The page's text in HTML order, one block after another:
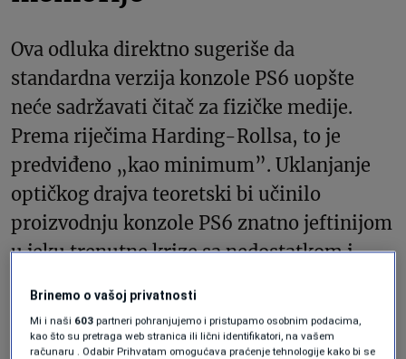
Ova odluka direktno sugeriše da
standardna verzija konzole PS6 uopšte
neće sadržavati čitač za fizičke medije.
Prema riječima Harding-Rollsa, to je
predviđeno „kao minimum”. Uklanjanje
optičkog drajva teoretski bi učinilo
proizvodnju konzole PS6 znatno jeftinijom
u jeku trenutne krize sa nedostatkom i
podstaknuta procvatom vještačke
inteligencije.
Brinemo o vašoj privatnosti
Mi i naši 603 partneri pohranjujemo i pristupamo osobnim podacima,
kao što su pretraga web stranica ili lični identifikatori, na vašem
računaru . Odabir Prihvatam omogućava praćenje tehnologije kako bi se